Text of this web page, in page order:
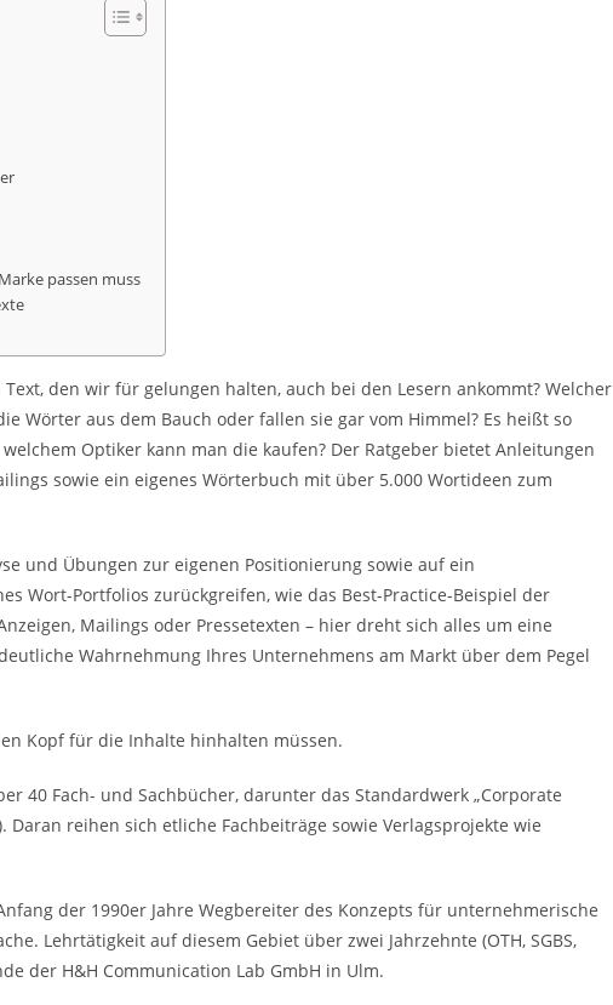
passen muss
den wir für gelungen halten, auch bei den Lesern ankommt? Welcher
Wörter aus dem Bauch oder fallen sie gar vom Himmel? Es heißt so
Optiker kann man die kaufen? Der Ratgeber bietet Anleitungen
sowie ein eigenes Wörterbuch mit über 5.000 Wortideen zum
und Übungen zur eigenen Positionierung sowie auf ein
Wort-Portfolios zurückgreifen, wie das Best-Practice-Beispiel der
Mailings oder Pressetexten – hier dreht sich alles um eine
Wahrnehmung Ihres Unternehmens am Markt über dem Pegel
Kopf für die Inhalte hinhalten müssen.
40 Fach- und Sachbücher, darunter das Standardwerk „Corporate
Daran reihen sich etliche Fachbeiträge sowie Verlagsprojekte wie
der 1990er Jahre Wegbereiter des Konzepts für unternehmerische
Lehrtätigkeit auf diesem Gebiet über zwei Jahrzehnte (OTH, SGBS,
der H&H Communication Lab GmbH in Ulm.